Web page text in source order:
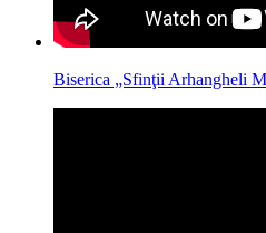
Biserica „Sfinţii Arhangheli